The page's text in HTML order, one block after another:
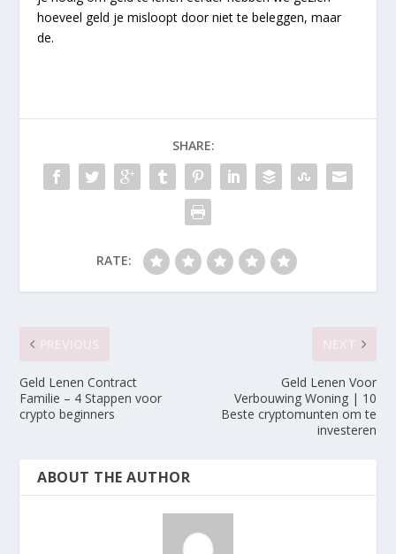
hoeveel geld je misloopt door niet te beleggen, maar
de.
SHARE:
RATE:
Geld Lenen Contract
Familie – 4 Stappen voor
crypto beginners
Geld Lenen Voor
Verbouwing Woning | 10
Beste cryptomunten om te
investeren
ABOUT THE AUTHOR